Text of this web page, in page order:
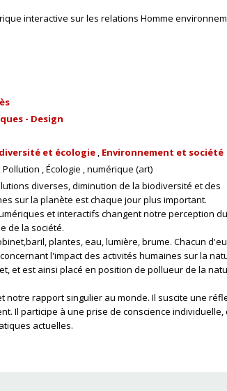
interactive sur les relations Homme
- Design
et écologie Environnement et société
Pollution Écologie numérique (art)
diverses, diminution de la biodiversité et des
sur la planète est chaque jour plus important.
et interactifs changent notre perception du
de la société.
plantes, eau, lumière, brume. Chacun
l'impact des activités humaines sur la
et est ainsi placé en position de pollueur de la
rapport singulier au monde. Il suscite une
Il participe à une prise de conscience individuelle,
actuelles.